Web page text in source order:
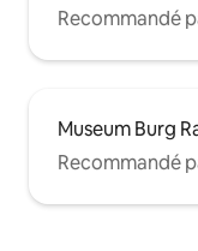
Recommandé
Museum Burg
Recommandé